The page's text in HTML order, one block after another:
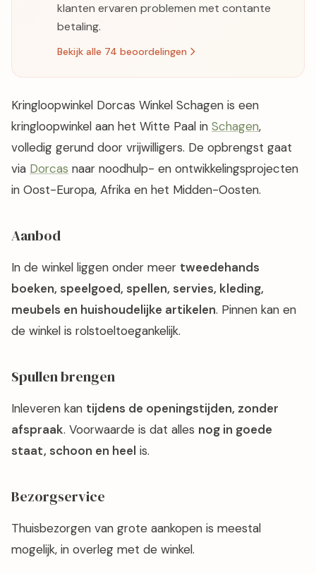
klanten ervaren problemen met contante
betaling.
Bekijk alle 74 beoordelingen
Kringloopwinkel Dorcas Winkel Schagen is een
kringloopwinkel aan het Witte Paal in Schagen,
volledig gerund door vrijwilligers. De opbrengst gaat
via Dorcas naar noodhulp- en ontwikkelingsprojecten
in Oost-Europa, Afrika en het Midden-Oosten.
Aanbod
In de winkel liggen onder meer tweedehands
boeken, speelgoed, spellen, servies, kleding,
meubels en huishoudelijke artikelen. Pinnen kan en
de winkel is rolstoeltoegankelijk.
Spullen brengen
Inleveren kan tijdens de openingstijden, zonder
afspraak. Voorwaarde is dat alles nog in goede
staat, schoon en heel is.
Bezorgservice
Thuisbezorgen van grote aankopen is meestal
mogelijk, in overleg met de winkel.